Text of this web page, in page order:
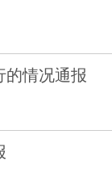
的情况通报